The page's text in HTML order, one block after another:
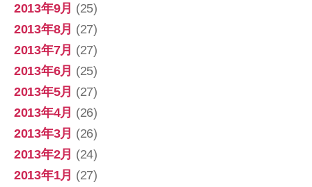
2013年9月 (25)
2013年8月 (27)
2013年7月 (27)
2013年6月 (25)
2013年5月 (27)
2013年4月 (26)
2013年3月 (26)
2013年2月 (24)
2013年1月 (27)